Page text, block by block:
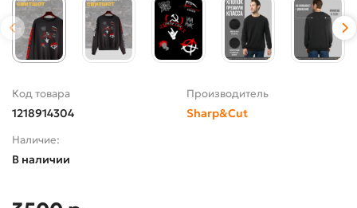
Код товара
1218914304
Производитель
Sharp&Cut
Наличие:
В наличии